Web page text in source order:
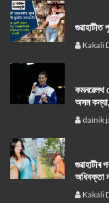
গুৱাহাটীত
Kakali
কমনৱেলথ
অসম
dainik
গুৱাহাটীৰ
অধিবক্তা
Kakali